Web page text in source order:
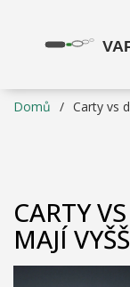
Domů Carty vs
CARTY
MAJÍ